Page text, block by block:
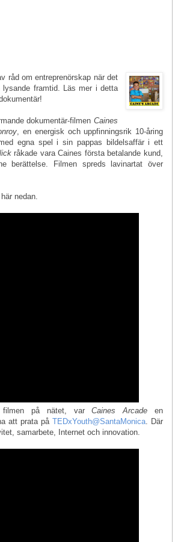
råd om entreprenörskap när det
framtid. Läs mer i detta
dokumentär-filmen Caines
, en energisk och uppfinningsrik 10-åring
egna spel i sin pappas bildelsaffär i ett
råkade vara Caines första betalande kund,
berättelse. Filmen spreds lavinartat över
nedan.
filmen på nätet, varCaines Arcade en
att prata på TEDxYouth@SantaMonica. Där
samarbete, Internet och innovation.